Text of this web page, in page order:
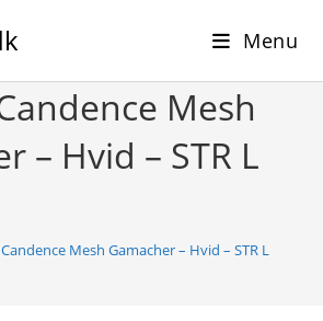
Menu
Mesh
– Hvid – STR L
Mesh Gamacher – Hvid – STR L